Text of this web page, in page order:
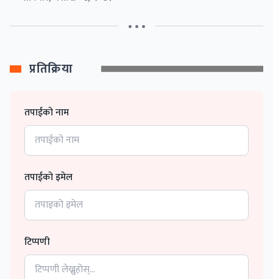
• • •
प्रतिक्रिया
तपाईको नाम
तपाईको इमेल
टिप्पणी